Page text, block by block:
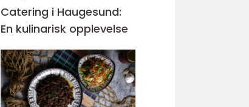
Catering i Haugesund:
En kulinarisk opplevelse